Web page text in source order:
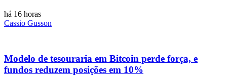
há 16 horas
Cassio Gusson
Modelo de tesouraria em Bitcoin perde força, e
fundos reduzem posições em 10%